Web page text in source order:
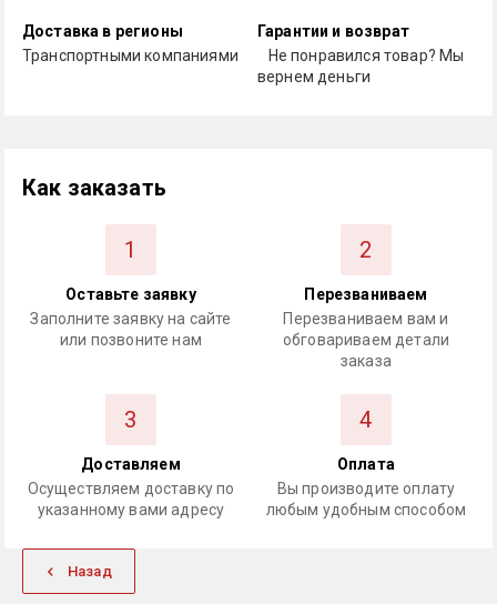
Доставка в регионы
Транспортными компаниями
Гарантии и возврат
Не понравился товар? Мы
вернем деньги
Как заказать
1
Оставьте заявку
Заполните заявку на сайте
или позвоните нам
2
Перезваниваем
Перезваниваем вам и
обговариваем детали
заказа
3
Доставляем
Осуществляем доставку по
указанному вами адресу
4
Оплата
Вы производите оплату
любым удобным способом
Назад